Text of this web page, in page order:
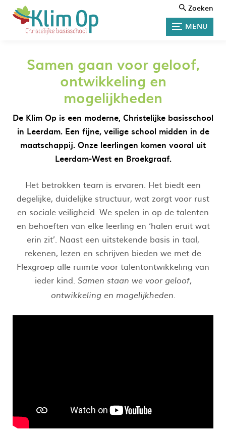
Zoeken
MENU
Samen gaan voor geloof,
ontwikkeling en
mogelijkheden
De Klim Op is een moderne, Christelijke basisschool
in Leerdam. Een fijne, veilige school midden in de
maatschappij. Onze leerlingen komen vooral uit
Leerdam-West en Broekgraaf.
Het betrokken team is ervaren. Het biedt een
degelijke, duidelijke structuur, wat zorgt voor rust
en sociale veiligheid. We spelen in op de talenten
en behoeften van elke leerling en ‘halen eruit wat
erin zit’. Naast een uitstekende basis in taal,
rekenen, lezen en schrijven bieden we met de
Flexgroep alle ruimte voor talentontwikkeling van
ieder kind. Samen staan we voor geloof,
ontwikkeling en mogelijkheden.